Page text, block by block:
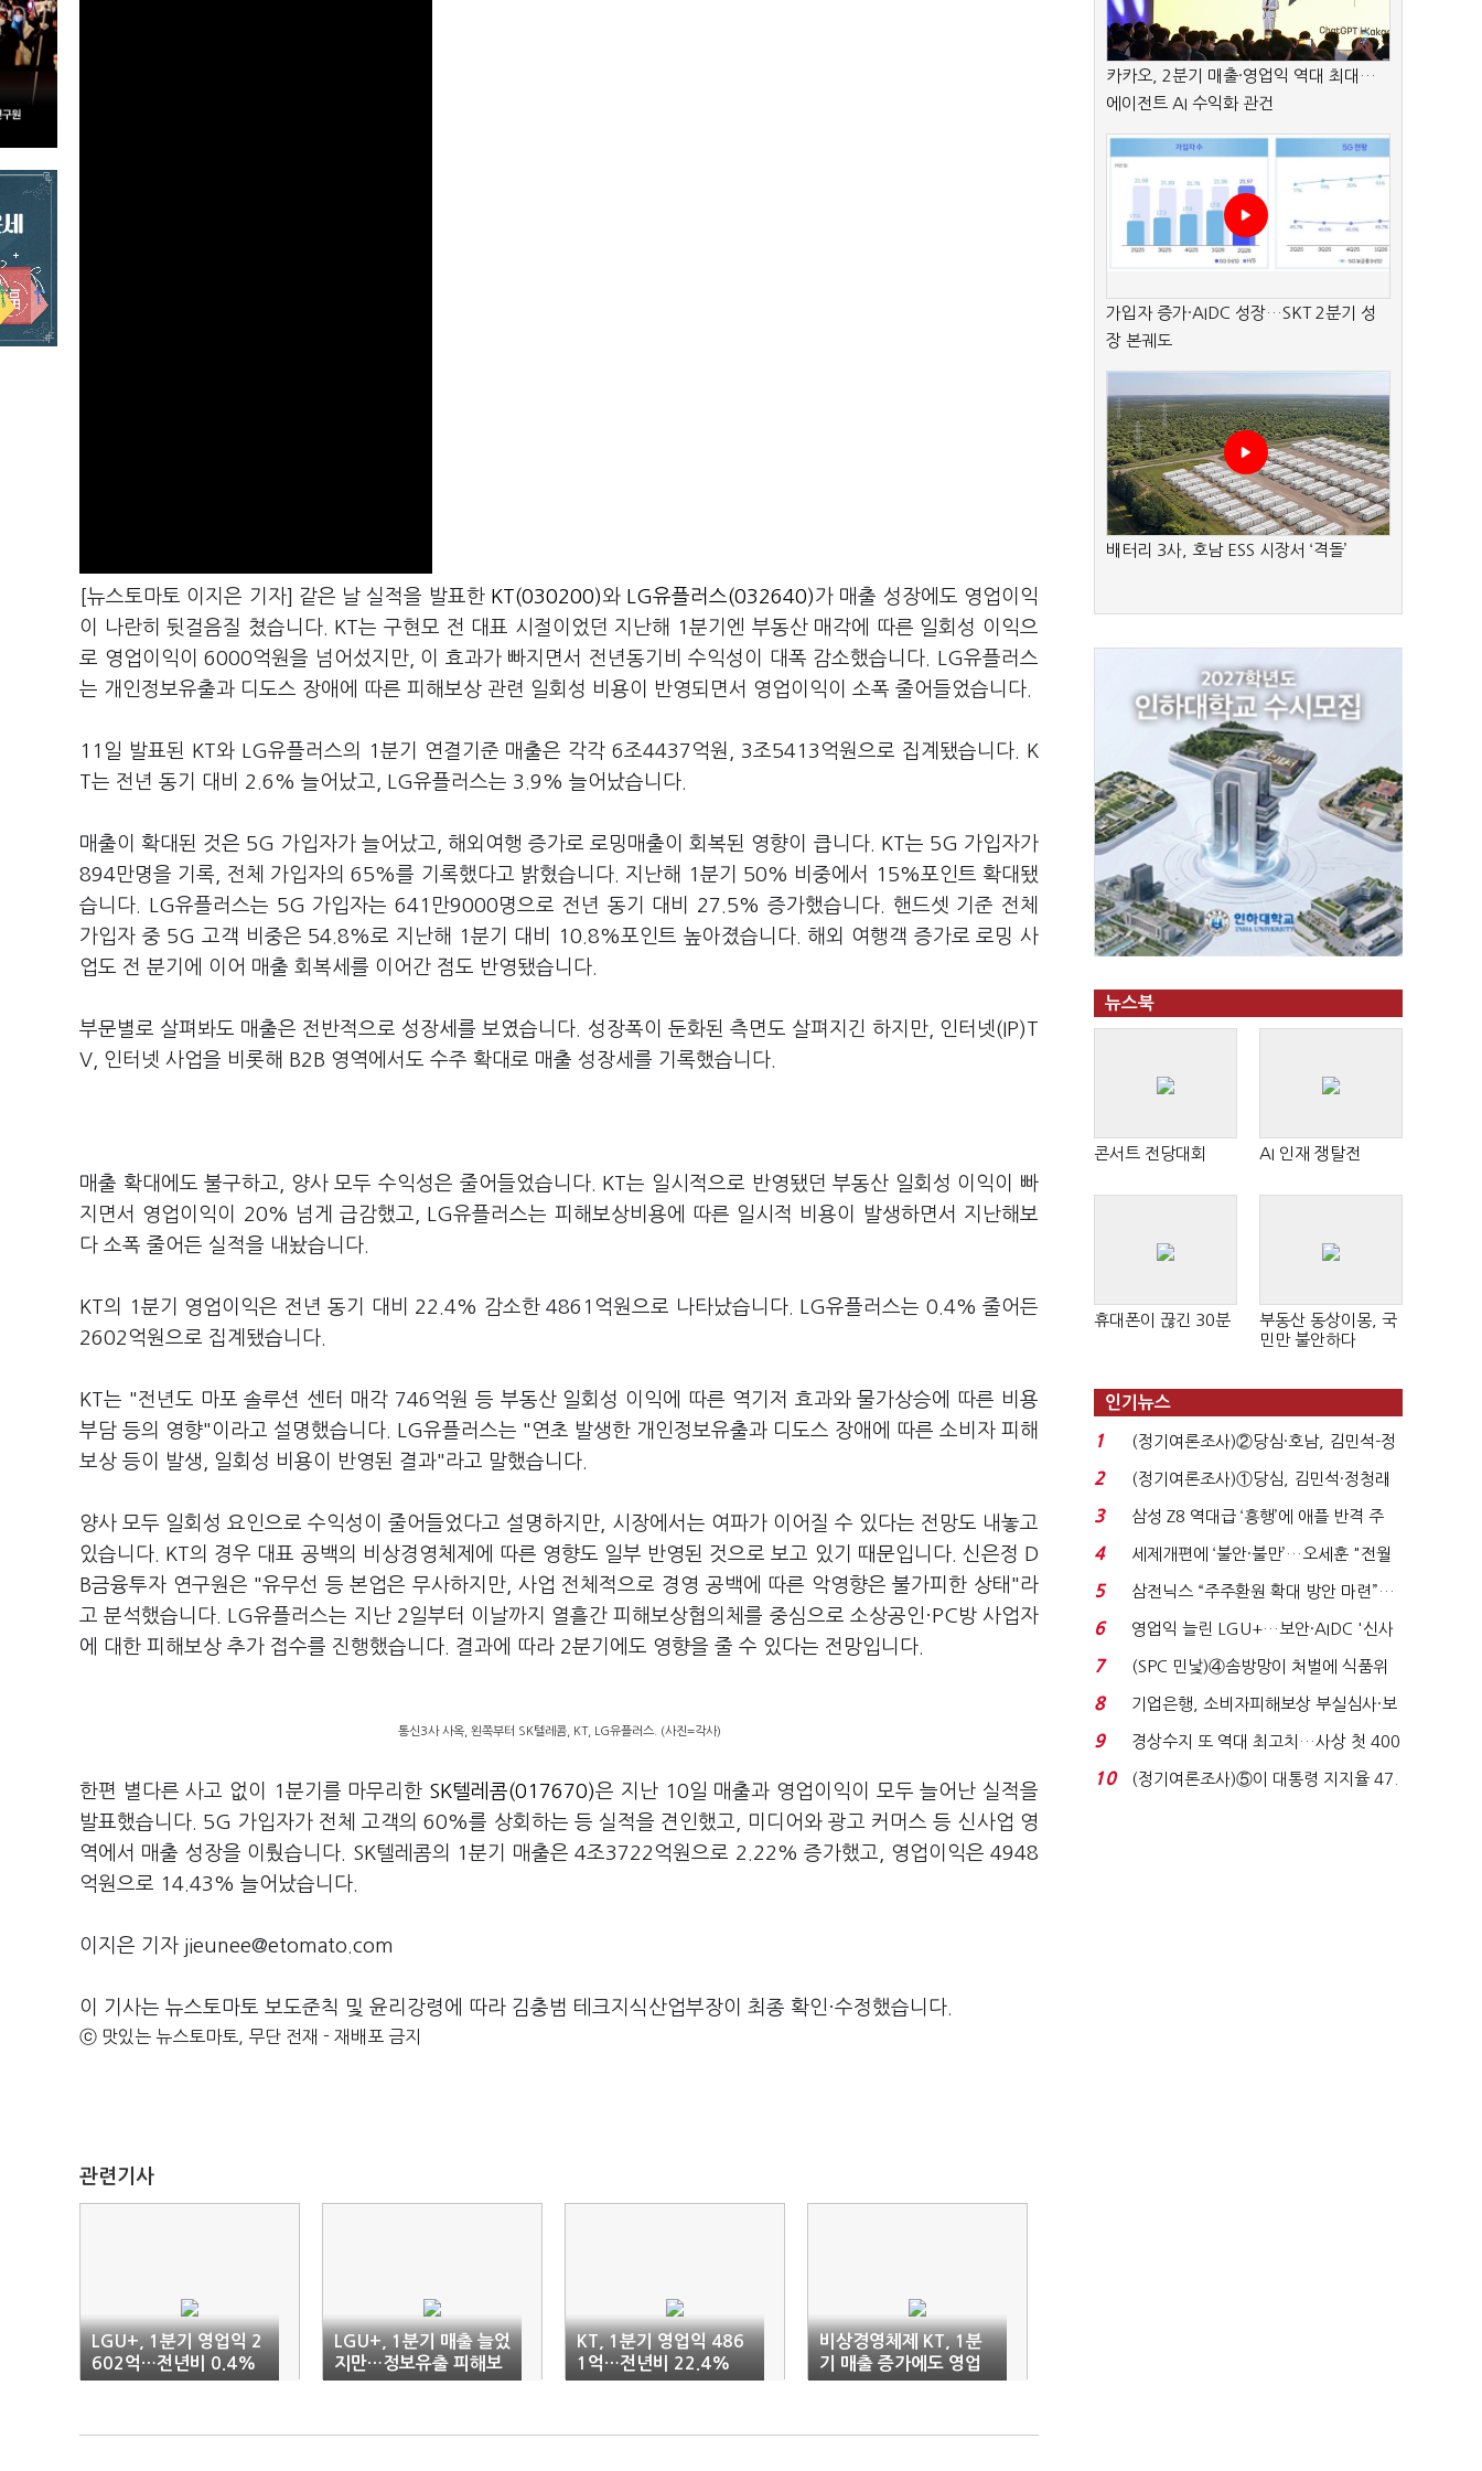
[뉴스토마토 이지은 기자] 같은 날 실적을 발표한 KT(030200)와 LG유플러스(032640)가 매출 성장에도 영업이익
이 나란히 뒷걸음질 쳤습니다. KT는 구현모 전 대표 시절이었던 지난해 1분기엔 부동산 매각에 따른 일회성 이익으
로 영업이익이 6000억원을 넘어섰지만, 이 효과가 빠지면서 전년동기비 수익성이 대폭 감소했습니다. LG유플러스
는 개인정보유출과 디도스 장애에 따른 피해보상 관련 일회성 비용이 반영되면서 영업이익이 소폭 줄어들었습니다.
11일 발표된 KT와 LG유플러스의 1분기 연결기준 매출은 각각 6조4437억원, 3조5413억원으로 집계됐습니다. K
T는 전년 동기 대비 2.6% 늘어났고, LG유플러스는 3.9% 늘어났습니다.
매출이 확대된 것은 5G 가입자가 늘어났고, 해외여행 증가로 로밍매출이 회복된 영향이 큽니다. KT는 5G 가입자가
894만명을 기록, 전체 가입자의 65%를 기록했다고 밝혔습니다. 지난해 1분기 50% 비중에서 15%포인트 확대됐
습니다. LG유플러스는 5G 가입자는 641만9000명으로 전년 동기 대비 27.5% 증가했습니다. 핸드셋 기준 전체
가입자 중 5G 고객 비중은 54.8%로 지난해 1분기 대비 10.8%포인트 높아졌습니다. 해외 여행객 증가로 로밍 사
업도 전 분기에 이어 매출 회복세를 이어간 점도 반영됐습니다.
부문별로 살펴봐도 매출은 전반적으로 성장세를 보였습니다. 성장폭이 둔화된 측면도 살펴지긴 하지만, 인터넷(IP)T
V, 인터넷 사업을 비롯해 B2B 영역에서도 수주 확대로 매출 성장세를 기록했습니다.
매출 확대에도 불구하고, 양사 모두 수익성은 줄어들었습니다. KT는 일시적으로 반영됐던 부동산 일회성 이익이 빠
지면서 영업이익이 20% 넘게 급감했고, LG유플러스는 피해보상비용에 따른 일시적 비용이 발생하면서 지난해보
다 소폭 줄어든 실적을 내놨습니다.
KT의 1분기 영업이익은 전년 동기 대비 22.4% 감소한 4861억원으로 나타났습니다. LG유플러스는 0.4% 줄어든
2602억원으로 집계됐습니다.
KT는 "전년도 마포 솔루션 센터 매각 746억원 등 부동산 일회성 이익에 따른 역기저 효과와 물가상승에 따른 비용
부담 등의 영향"이라고 설명했습니다. LG유플러스는 "연초 발생한 개인정보유출과 디도스 장애에 따른 소비자 피해
보상 등이 발생, 일회성 비용이 반영된 결과"라고 말했습니다.
양사 모두 일회성 요인으로 수익성이 줄어들었다고 설명하지만, 시장에서는 여파가 이어질 수 있다는 전망도 내놓고
있습니다. KT의 경우 대표 공백의 비상경영체제에 따른 영향도 일부 반영된 것으로 보고 있기 때문입니다. 신은정 D
B금융투자 연구원은 "유무선 등 본업은 무사하지만, 사업 전체적으로 경영 공백에 따른 악영향은 불가피한 상태"라
고 분석했습니다. LG유플러스는 지난 2일부터 이날까지 열흘간 피해보상협의체를 중심으로 소상공인·PC방 사업자
에 대한 피해보상 추가 접수를 진행했습니다. 결과에 따라 2분기에도 영향을 줄 수 있다는 전망입니다.
통신3사 사옥, 왼쪽부터 SK텔레콤, KT, LG유플러스. (사진=각사)
한편 별다른 사고 없이 1분기를 마무리한 SK텔레콤(017670)은 지난 10일 매출과 영업이익이 모두 늘어난 실적을
발표했습니다. 5G 가입자가 전체 고객의 60%를 상회하는 등 실적을 견인했고, 미디어와 광고 커머스 등 신사업 영
역에서 매출 성장을 이뤘습니다. SK텔레콤의 1분기 매출은 4조3722억원으로 2.22% 증가했고, 영업이익은 4948
억원으로 14.43% 늘어났습니다.
이지은 기자 jieunee@etomato.com
이 기사는 뉴스토마토 보도준칙 및 윤리강령에 따라 김충범 테크지식산업부장이 최종 확인·수정했습니다.
ⓒ 맛있는 뉴스토마토, 무단 전재 - 재배포 금지
관련기사
LGU+, 1분기 영업익 2
602억…전년비 0.4%
'↓'
LGU+, 1분기 매출 늘었
지만…정보유출 피해보
상에 영업익 뒷걸음
KT, 1분기 영업익 486
1억…전년비 22.4%
'↓'
비상경영체제 KT, 1분
기 매출 증가에도 영업
익 직격탄
카카오, 2분기 매출·영업익 역대 최대…
에이전트 AI 수익화 관건
가입자 증가·AIDC 성장…SKT 2분기 성
장 본궤도
배터리 3사, 호남 ESS 시장서 ‘격돌’
뉴스북
콘서트 전당대회 AI 인재 쟁탈전
휴대폰이 끊긴 30분
부동산 동상이몽, 국
민만 불안하다
인기뉴스
1
(정기여론조사)②당심·호남, 김민석-정
청래 '초접전'...
2
(정기여론조사)①당심, 김민석·정청래
'초접전'…대통령 ...
3
삼성 Z8 역대급 ‘흥행’에 애플 반격 주
목…9월 ‘폴...
4
세제개편에 ‘불안·불만’…오세훈 "전월
세 구하기 더 ...
5
삼전닉스 “주주환원 확대 방안 마련”…
로이터에 성명...
6
영업익 늘린 LGU+…보안·AIDC '신사
업 드라이브'...
7
(SPC 민낯)④솜방망이 처벌에 식품위
생법 위반 반복...
8
기업은행, 소비자피해보상 부실심사·보
이스피싱 공시 ...
9
경상수지 또 역대 최고치…사상 첫 400
억달러에 '3% 성...
10
(정기여론조사)⑤이 대통령 지지율 47.